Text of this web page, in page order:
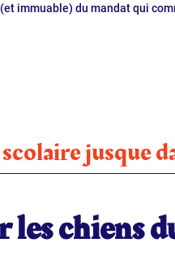
immuable) du mandat qui
jusque
les chiens